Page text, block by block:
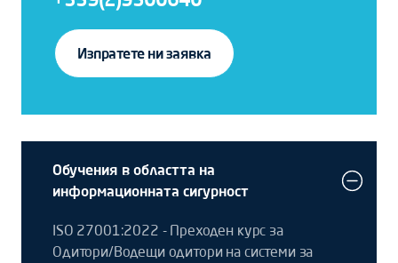
Изпратете ни заявка
Обучения в областта на
информационната сигурност
ISO 27001:2022 - Преходен курс за
Одитори/Водещи одитори на системи за